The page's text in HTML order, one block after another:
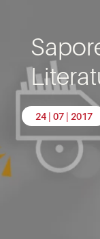
24 | 07 | 2017